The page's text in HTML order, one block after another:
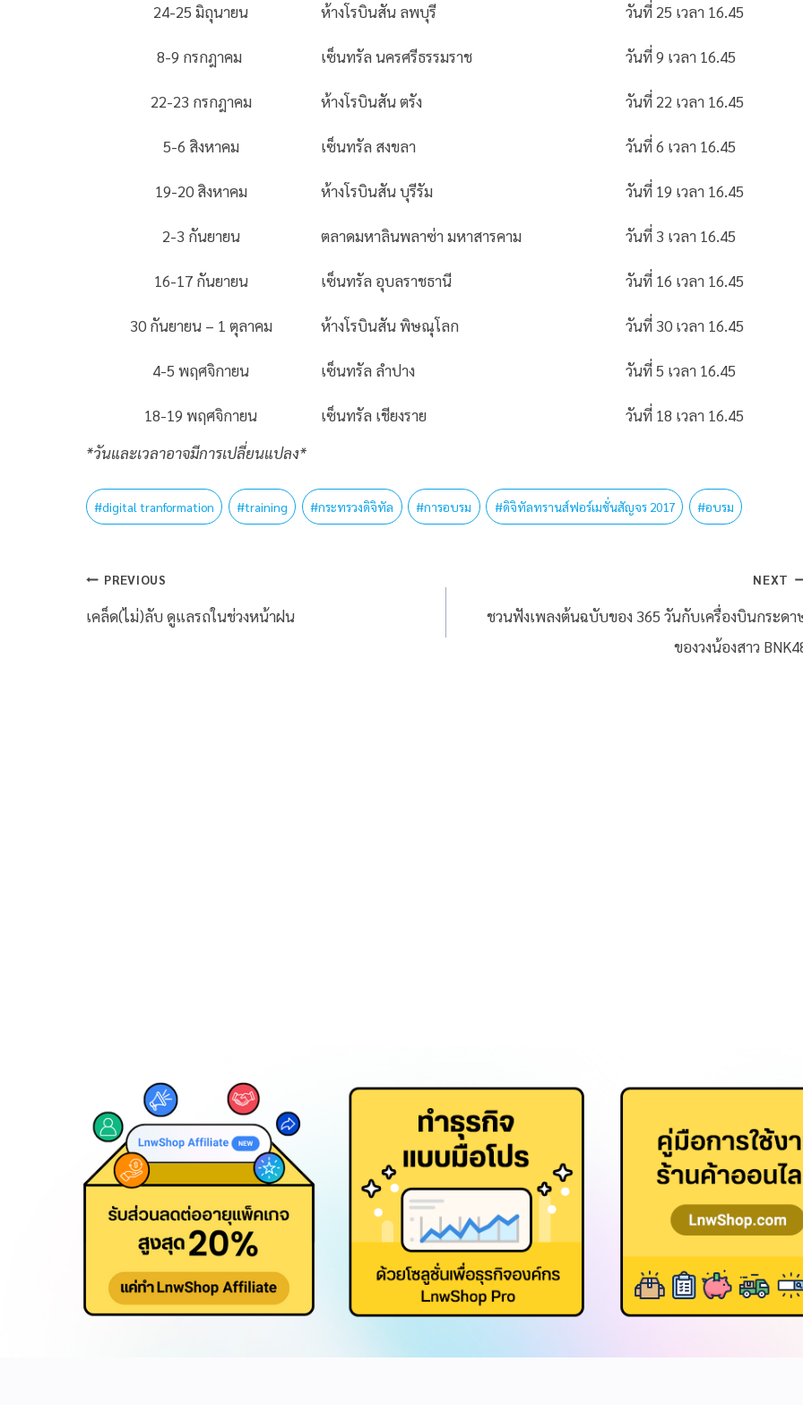
24-25 มิถุนายน ห้างโรบินสัน ลพบุรี วันที่ 25 เวลา 16.45
8-9 กรกฎาคม เซ็นทรัล นครศรีธรรมราช วันที่ 9 เวลา 16.45
22-23 กรกฎาคม ห้างโรบินสัน ตรัง วันที่ 22 เวลา 16.45
5-6 สิงหาคม เซ็นทรัล สงขลา วันที่ 6 เวลา 16.45
19-20 สิงหาคม ห้างโรบินสัน บุรีรัม วันที่ 19 เวลา 16.45
2-3 กันยายน ตลาดมหาลินพลาซ่า มหาสารคาม วันที่ 3 เวลา 16.45
16-17 กันยายน เซ็นทรัล อุบลราชธานี วันที่ 16 เวลา 16.45
30 กันยายน – 1 ตุลาคม ห้างโรบินสัน พิษณุโลก วันที่ 30 เวลา 16.45
4-5 พฤศจิกายน เซ็นทรัล ลำปาง วันที่ 5 เวลา 16.45
18-19 พฤศจิกายน เซ็นทรัล เชียงราย
วันที่ 18 เวลา 16.45
*วันและเวลาอาจมีการเปลี่ยนแปลง*
#digital tranformation #training #กระทรวงดิจิทัล #การอบรม #ดิจิทัลทรานส์ฟอร์เมชั่นสัญจร 2017 #อบรม
PREVIOUS
เคล็ด(ไม่)ลับ ดูแลรถในช่วงหน้าฝน
NEXT
ชวนฟังเพลงต้นฉบับของ 365 วันกับเครื่องบินกระดา
ของวงน้องสาว